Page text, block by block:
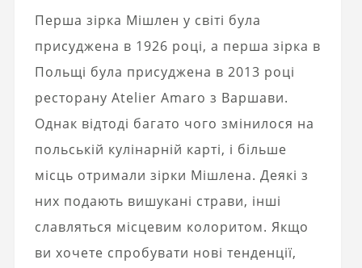
Перша зірка Мішлен у світі була
присуджена в 1926 році, а перша зірка в
Польщі була присуджена в 2013 році
ресторану Atelier Amaro з Варшави.
Однак відтоді багато чого змінилося на
польській кулінарній карті, і більше
місць отримали зірки Мішлена. Деякі з
них подають вишукані страви, інші
славляться місцевим колоритом. Якщо
ви хочете спробувати нові тенденції,